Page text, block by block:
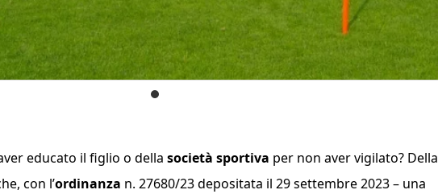
educato il figlio o della società sportiva per non aver vigilato? Della
con l’ordinanza n. 27680/23 depositata il 29 settembre 2023 – una